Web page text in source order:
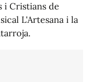
i Cristians de
L'Artesana i la